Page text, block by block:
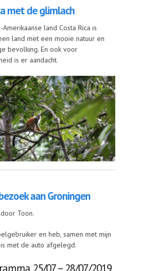
met de glimlach
land Costa Rica is
land met een mooie natuur en
bevolking. En ook voor
is er aandacht.
aan Groningen
Toon.
en heb, samen met mijn
met de auto afgelegd.